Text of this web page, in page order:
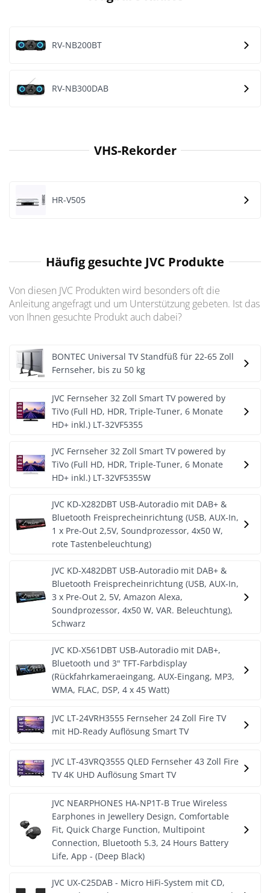
RV-NB200BT
RV-NB300DAB
VHS-Rekorder
HR-V505
Häufig gesuchte JVC Produkte
Von diesen JVC Produkten wird besonders oft die
Anleitung angefragt und um Unterstützung gebeten. Ist das
von Ihnen gesuchte Produkt auch dabei?
BONTEC Universal TV Standfüß für 22-65 Zoll
Fernseher, bis zu 50 kg
JVC Fernseher 32 Zoll Smart TV powered by
TiVo (Full HD, HDR, Triple-Tuner, 6 Monate
HD+ inkl.) LT-32VF5355
JVC Fernseher 32 Zoll Smart TV powered by
TiVo (Full HD, HDR, Triple-Tuner, 6 Monate
HD+ inkl.) LT-32VF5355W
JVC KD-X282DBT USB-Autoradio mit DAB+ &
Bluetooth Freisprecheinrichtung (USB, AUX-In,
1 x Pre-Out 2,5V, Soundprozessor, 4x50 W,
rote Tastenbeleuchtung)
JVC KD-X482DBT USB-Autoradio mit DAB+ &
Bluetooth Freisprecheinrichtung (USB, AUX-In,
3 x Pre-Out 2, 5V, Amazon Alexa,
Soundprozessor, 4x50 W, VAR. Beleuchtung),
Schwarz
JVC KD-X561DBT USB-Autoradio mit DAB+,
Bluetooth und 3" TFT-Farbdisplay
(Rückfahrkameraeingang, AUX-Eingang, MP3,
WMA, FLAC, DSP, 4 x 45 Watt)
JVC LT-24VRH3555 Fernseher 24 Zoll Fire TV
mit HD-Ready Auflösung Smart TV
JVC LT-43VRQ3555 QLED Fernseher 43 Zoll Fire
TV 4K UHD Auflösung Smart TV
JVC NEARPHONES HA-NP1T-B True Wireless
Earphones in Jewellery Design, Comfortable
Fit, Quick Charge Function, Multipoint
Connection, Bluetooth 5.3, 24 Hours Battery
Life, App - (Deep Black)
JVC UX-C25DAB - Micro HiFi-System mit CD,